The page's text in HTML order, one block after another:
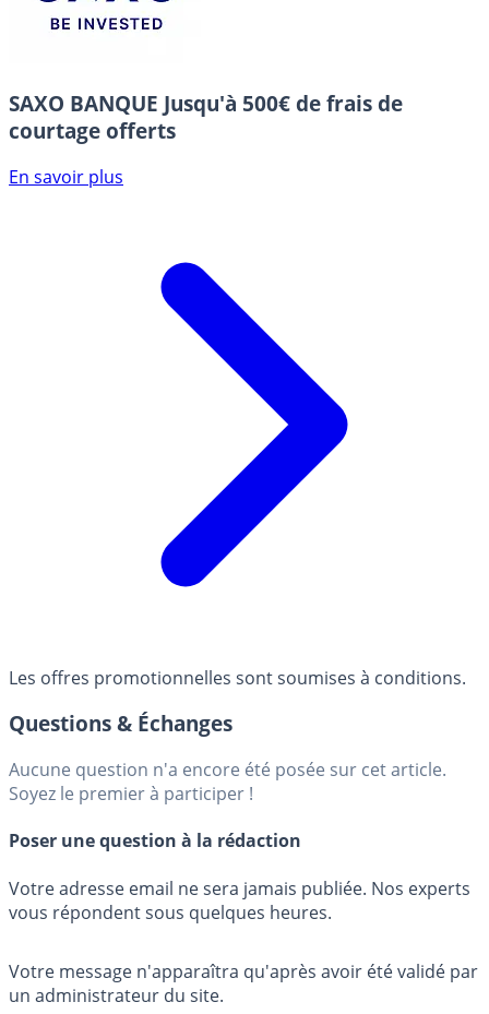
SAXO BANQUE Jusqu'à 500€ de frais de
courtage offerts
En savoir plus
Les offres promotionnelles sont soumises à conditions.
Questions & Échanges
Aucune question n'a encore été posée sur cet article.
Soyez le premier à participer !
Poser une question à la rédaction
Votre adresse email ne sera jamais publiée. Nos experts
vous répondent sous quelques heures.
Votre message n'apparaîtra qu'après avoir été validé par
un administrateur du site.